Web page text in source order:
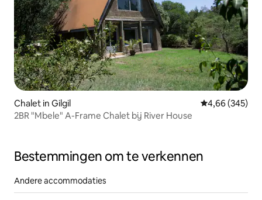
Chalet in Gilgil Gemiddelde
4,66 (345)
2BR "Mbele" A-Frame Chalet bij River House
Bestemmingen om te verkennen
Andere accommodaties